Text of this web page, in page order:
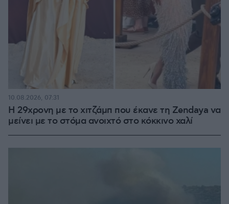
Η 29χρονη με το χιτζάμπ που έκανε τη Zendaya να
μείνει με το στόμα ανοιχτό στο κόκκινο χαλί
10.08.2026, 07:31